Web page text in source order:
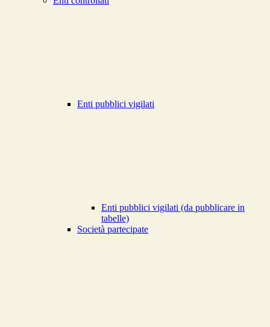
Enti pubblici vigilati
Enti pubblici vigilati (da pubblicare in
tabelle)
Società partecipate